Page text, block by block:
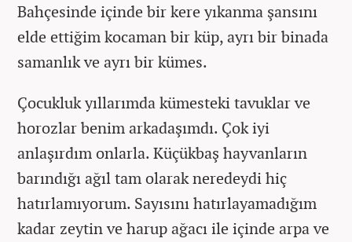
Bahçesinde içinde bir kere yıkanma şansını
elde ettiğim kocaman bir küp, ayrı bir binada
samanlık ve ayrı bir kümes.
Çocukluk yıllarımda kümesteki tavuklar ve
horozlar benim arkadaşımdı. Çok iyi
anlaşırdım onlarla. Küçükbaş hayvanların
barındığı ağıl tam olarak neredeydi hiç
hatırlamıyorum. Sayısını hatırlayamadığım
kadar zeytin ve harup ağacı ile içinde arpa ve